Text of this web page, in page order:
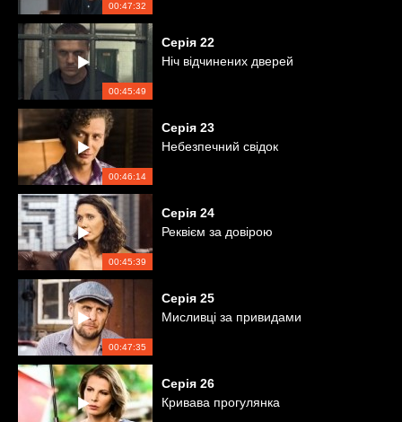
00:47:32
00:45:49
Серія 22
Ніч відчинених дверей
00:46:14
Серія 23
Небезпечний свідок
00:45:39
Серія 24
Реквієм за довірою
00:47:35
Серія 25
Мисливці за привидами
Серія 26
Кривава прогулянка